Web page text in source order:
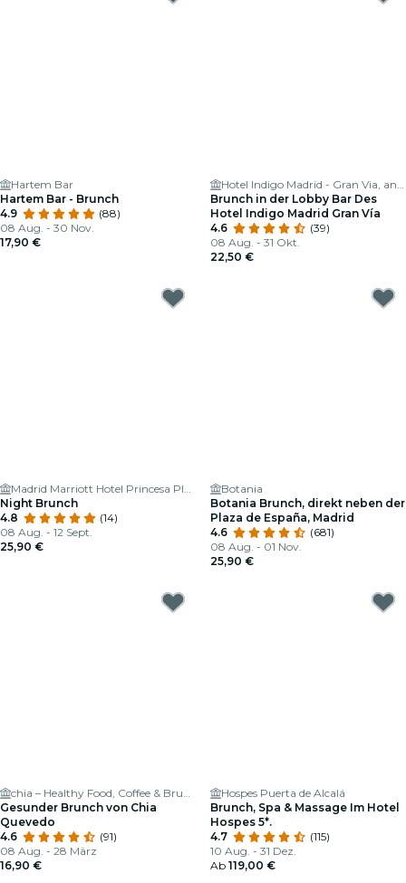
Hartem Bar
Hartem Bar - Brunch
4.9
(88)
08 Aug. - 30 Nov.
17,90 €
Hotel Indigo Madrid - Gran Via, an IHG Hotel
Brunch in der Lobby Bar Des
Hotel Indigo Madrid Gran Vía
4.6
(39)
08 Aug. - 31 Okt.
22,50 €
Madrid Marriott Hotel Princesa Plaza
Night Brunch
4.8
(14)
08 Aug. - 12 Sept.
25,90 €
Botania
Botania Brunch, direkt neben der
Plaza de España, Madrid
4.6
(681)
08 Aug. - 01 Nov.
25,90 €
chia – Healthy Food, Coffee & Brunch
Gesunder Brunch von Chia
Quevedo
4.6
(91)
08 Aug. - 28 März
16,90 €
Hospes Puerta de Alcalá
Brunch, Spa & Massage Im Hotel
Hospes 5*.
4.7
(115)
10 Aug. - 31 Dez.
Ab 119,00 €